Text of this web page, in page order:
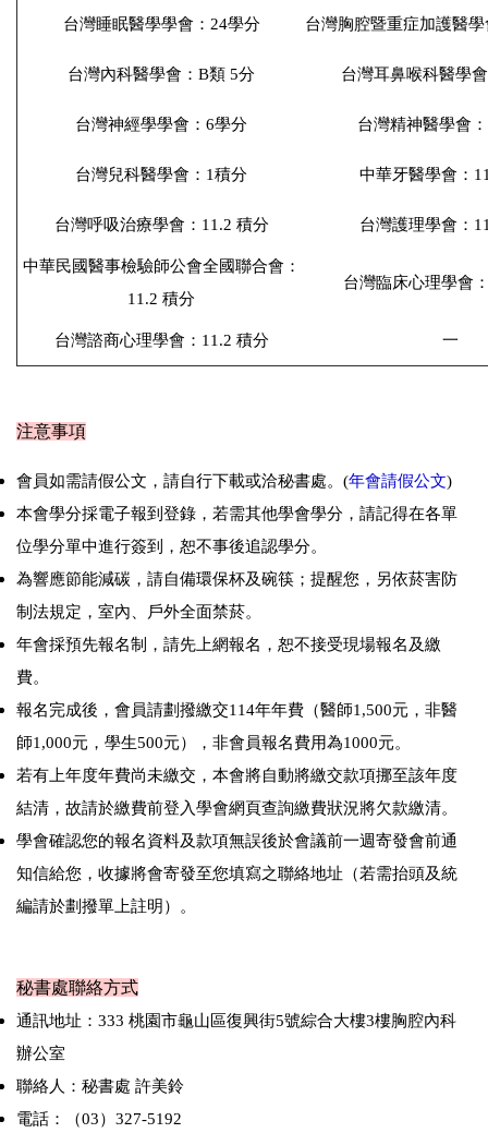
台灣睡眠醫學學會：24學分 台灣胸腔暨重症加護醫
台灣內科醫學會：B類 5分 台灣耳鼻喉科醫學
台灣神經學學會：6學分 台灣精神醫學會
台灣兒科醫學會：1積分 中華牙醫學會：
台灣呼吸治療學會：11.2 積分 台灣護理學會：
中華民國醫事檢驗師公會全國聯合會：
11.2 積分
台灣臨床心理學會
台灣諮商心理學會：11.2 積分 一
注意事項
會員如需請假公文，請自行下載或洽秘書處。(年會請假公文)
本會學分採電子報到登錄，若需其他學會學分，請記得在各單
位學分單中進行簽到，恕不事後追認學分。
為響應節能減碳，請自備環保杯及碗筷；提醒您，另依菸害防
制法規定，室內、戶外全面禁菸。
年會採預先報名制，請先上網報名，恕不接受現場報名及繳
費。
報名完成後，會員請劃撥繳交114年年費（醫師1,500元，非醫
師1,000元，學生500元），非會員報名費用為1000元。
若有上年度年費尚未繳交，本會將自動將繳交款項挪至該年度
結清，故請於繳費前登入學會網頁查詢繳費狀況將欠款繳清。
學會確認您的報名資料及款項無誤後於會議前一週寄發會前通
知信給您，收據將會寄發至您填寫之聯絡地址（若需抬頭及統
編請於劃撥單上註明）。
秘書處聯絡方式
通訊地址：333 桃園市龜山區復興街5號綜合大樓3樓胸腔內科
辦公室
聯絡人：秘書處 許美鈴
電話：（03）327-5192